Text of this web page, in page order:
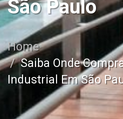
São Paulo
Home
Saiba Onde
Industrial Em São